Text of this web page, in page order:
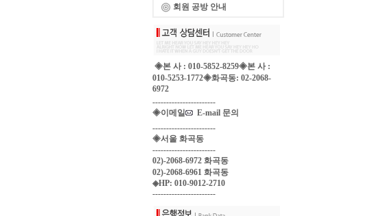
회원 공방 안내
◈본 사 : 010-5852-8259◈본 사 :
010-5253-1772◈화곡동: 02-2068-
6972
-----------------------
◈이메일
E-mail 문의
-----------------------
◈서울 화곡동
-----------------------
02)-2068-6972 화곡동
02)-2068-6961 화곡동
◈HP: 010-9012-2710
-----------------------